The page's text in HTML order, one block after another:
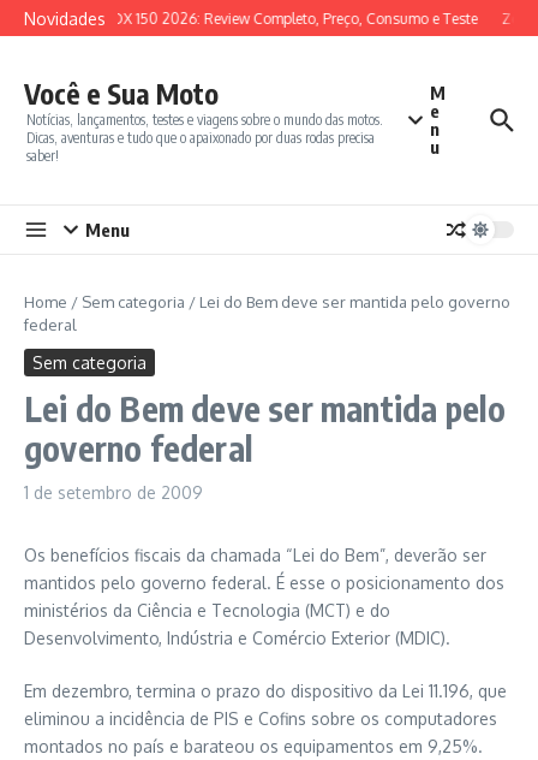
Ir para o conteúdo
NovidadesSYM ADX 150 2026: Review Completo, Preço, Consumo e Teste
Você e Sua Moto
Notícias, lançamentos, testes e viagens sobre o mundo das motos.
Dicas, aventuras e tudo que o apaixonado por duas rodas precisa
saber!
M
e
n
u
Menu
Home / Sem categoria / Lei do Bem deve ser mantida pelo governo
federal
Sem categoria
Lei do Bem deve ser mantida pelo
governo federal
1 de setembro de 2009
Os benefícios fiscais da chamada “Lei do Bem”, deverão ser
mantidos pelo governo federal. É esse o posicionamento dos
ministérios da Ciência e Tecnologia (MCT) e do
Desenvolvimento, Indústria e Comércio Exterior (MDIC).
Em dezembro, termina o prazo do dispositivo da Lei 11.196, que
eliminou a incidência de PIS e Cofins sobre os computadores
montados no país e barateou os equipamentos em 9,25%.